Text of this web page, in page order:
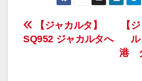
投
稿
【
港
【ジャカルタ】
SQ952 ジャカルタへ